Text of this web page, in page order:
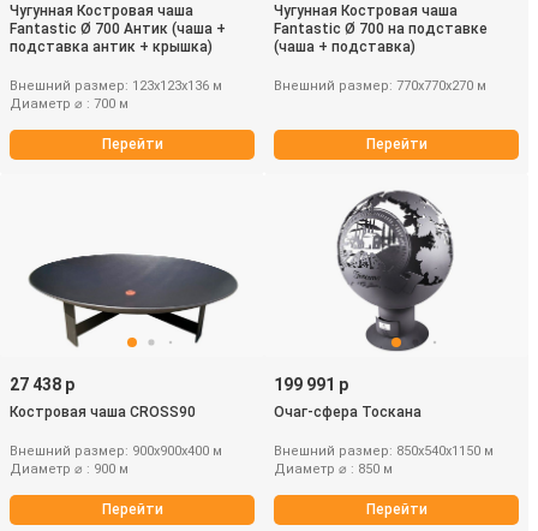
Чугунная Костровая чаша
Fantastic Ø 700 Антик (чаша +
подставка антик + крышка)
Внешний размер: 123х123х136 м
Диаметр ⌀ : 700 м
Перейти
Чугунная Костровая чаша
Fantastic Ø 700 на подставке
(чаша + подставка)
Внешний размер: 770х770х270 м
Перейти
27 438 р
Костровая чаша CROSS90
Внешний размер: 900х900х400 м
Диаметр ⌀ : 900 м
Перейти
199 991 р
Очаг-сфера Тоскана
Внешний размер: 850х540х1150 м
Диаметр ⌀ : 850 м
Перейти